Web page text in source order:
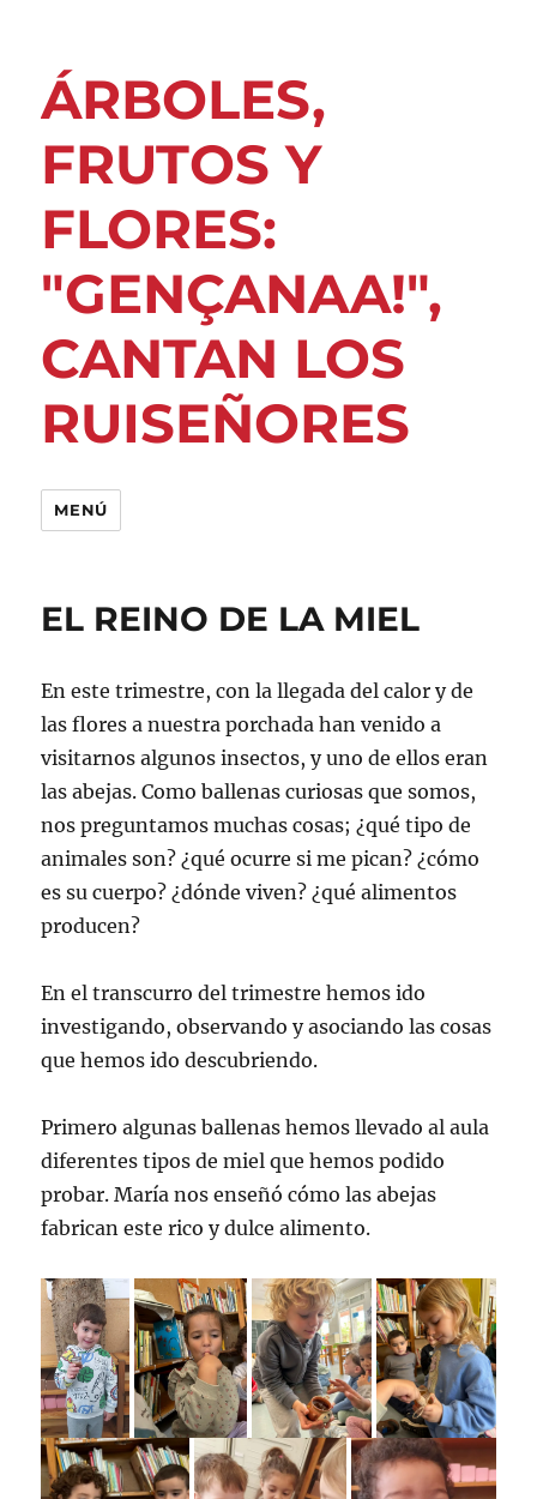
ÁRBOLES,
FRUTOS Y
FLORES:
"GENÇANAA!",
CANTAN LOS
RUISEÑORES
MENÚ
EL REINO DE LA MIEL
En este trimestre, con la llegada del calor y de
las flores a nuestra porchada han venido a
visitarnos algunos insectos, y uno de ellos eran
las abejas. Como ballenas curiosas que somos,
nos preguntamos muchas cosas; ¿qué tipo de
animales son? ¿qué ocurre si me pican? ¿cómo
es su cuerpo? ¿dónde viven? ¿qué alimentos
producen?
En el transcurro del trimestre hemos ido
investigando, observando y asociando las cosas
que hemos ido descubriendo.
Primero algunas ballenas hemos llevado al aula
diferentes tipos de miel que hemos podido
probar. María nos enseñó cómo las abejas
fabrican este rico y dulce alimento.